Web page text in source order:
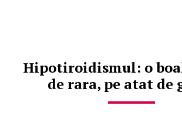
Hipotiroidismul: o
de rara, pe atat de